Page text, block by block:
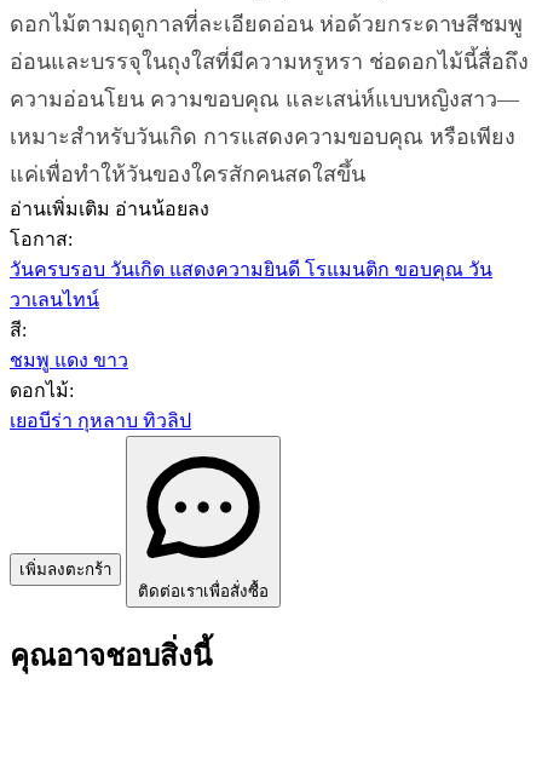
ดอกไม้ตามฤดูกาลที่ละเอียดอ่อน ห่อด้วยกระดาษสีชมพู
อ่อนและบรรจุในถุงใสที่มีความหรูหรา ช่อดอกไม้นี้สื่อถึง
ความอ่อนโยน ความขอบคุณ และเสน่ห์แบบหญิงสาว—
เหมาะสำหรับวันเกิด การแสดงความขอบคุณ หรือเพียง
แค่เพื่อทำให้วันของใครสักคนสดใสขึ้น
อ่านเพิ่มเติม อ่านน้อยลง
โอกาส:
วันครบรอบ วันเกิด แสดงความยินดี โรแมนติก ขอบคุณ วัน
วาเลนไทน์
สี:
ชมพู แดง ขาว
ดอกไม้:
เยอบีร่า กุหลาบ ทิวลิป
เพิ่มลงตะกร้า
ติดต่อเราเพื่อสั่งซื้อ
คุณอาจชอบสิ่งนี้